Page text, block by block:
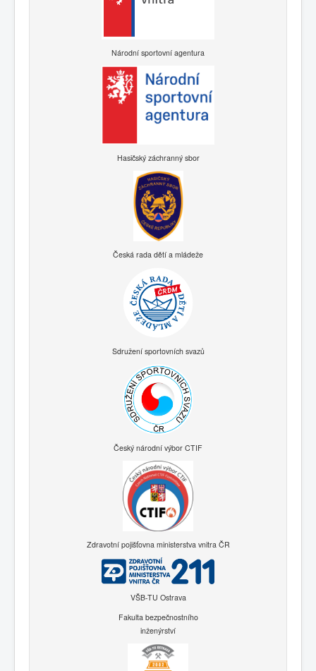
Národní sportovní agentura
Hasičský záchranný sbor
Česká rada dětí a mládeže
Sdružení sportovních svazů
Český národní výbor CTIF
Zdravotní pojišťovna ministerstva vnitra ČR
VŠB-TU Ostrava
Fakulta bezpečnostního
inženýrství